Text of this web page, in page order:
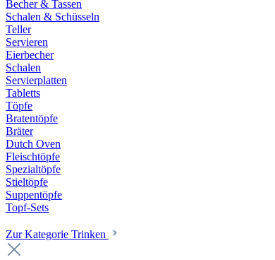
Becher & Tassen
Schalen & Schüsseln
Teller
Servieren
Eierbecher
Schalen
Servierplatten
Tabletts
Töpfe
Bratentöpfe
Bräter
Dutch Oven
Fleischtöpfe
Spezialtöpfe
Stieltöpfe
Suppentöpfe
Topf-Sets
Zur Kategorie Trinken